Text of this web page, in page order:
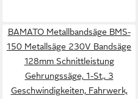
BAMATO Metallbandsäge BMS-
150 Metallsäge 230V Bandsäge
128mm Schnittleistung
Gehrungssäge, 1-St., 3
Geschwindigkeiten, Fahrwerk,